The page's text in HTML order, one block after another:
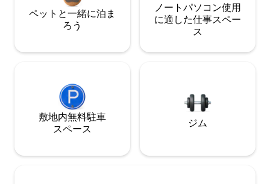
ペットと一緒に泊ま
ろう
ノートパソコン使用
に適した仕事スペー
ス
敷地内無料駐⁠車
ス⁠ペ⁠ー⁠ス
ジム